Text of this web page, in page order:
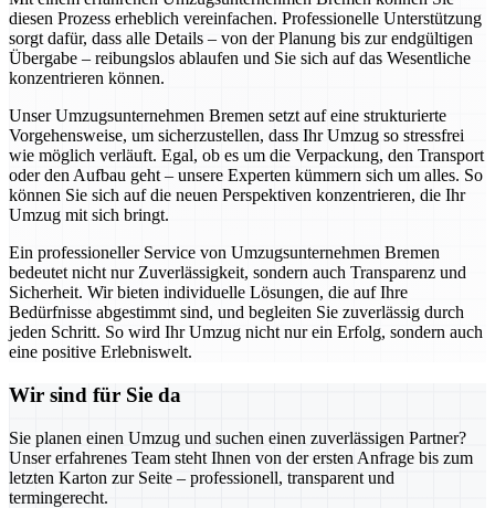
diesen Prozess erheblich vereinfachen. Professionelle Unterstützung
sorgt dafür, dass alle Details – von der Planung bis zur endgültigen
Übergabe – reibungslos ablaufen und Sie sich auf das Wesentliche
konzentrieren können.
Unser Umzugsunternehmen Bremen setzt auf eine strukturierte
Vorgehensweise, um sicherzustellen, dass Ihr Umzug so stressfrei
wie möglich verläuft. Egal, ob es um die Verpackung, den Transport
oder den Aufbau geht – unsere Experten kümmern sich um alles. So
können Sie sich auf die neuen Perspektiven konzentrieren, die Ihr
Umzug mit sich bringt.
Ein professioneller Service von Umzugsunternehmen Bremen
bedeutet nicht nur Zuverlässigkeit, sondern auch Transparenz und
Sicherheit. Wir bieten individuelle Lösungen, die auf Ihre
Bedürfnisse abgestimmt sind, und begleiten Sie zuverlässig durch
jeden Schritt. So wird Ihr Umzug nicht nur ein Erfolg, sondern auch
eine positive Erlebniswelt.
Wir sind für Sie da
Sie planen einen Umzug und suchen einen zuverlässigen Partner?
Unser erfahrenes Team steht Ihnen von der ersten Anfrage bis zum
letzten Karton zur Seite – professionell, transparent und
termingerecht.